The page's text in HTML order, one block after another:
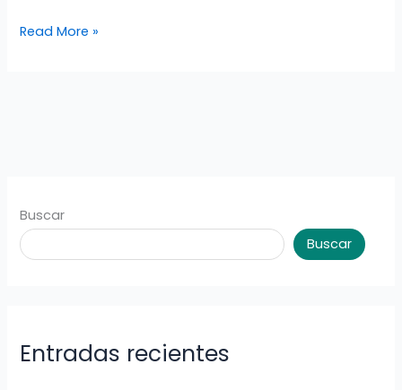
LA
Read More »
Buscar
Buscar
Entradas recientes